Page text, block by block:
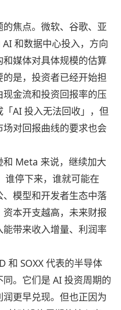
焦点。微软、谷歌、亚
和数据中心投入，方向
媒体对具体规模的估算
是，投资者已经开始担
金流和投资回报率的压
AI 投入无法回收」，但
对回报曲线的要求也会
Meta 来说，继续加大
谁停下来，谁就可能在
模型和开发者生态中落
本开支越高，未来财报
带来收入增量、利润率
和 SOXX 代表的半导体
。它们是 AI 投资周期的
更早兑现。但也正因为